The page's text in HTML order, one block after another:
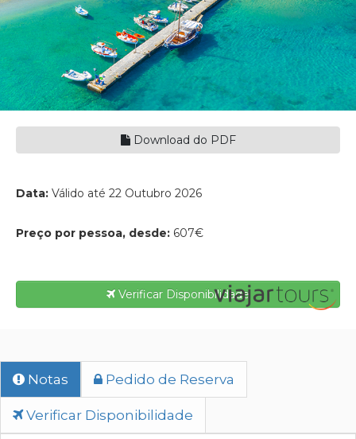
Download do PDF
Data: Válido até 22 Outubro 2026
Preço por pessoa, desde: 607€
Verificar Disponibilidade
Notas Pedido de Reserva
Verificar Disponibilidade